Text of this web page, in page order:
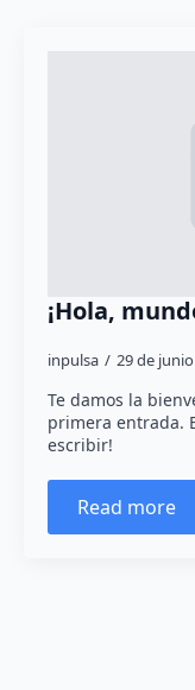
¡Hola,
inpulsa 29 de
Te damos la
primera entrada.
escribir!
Read more